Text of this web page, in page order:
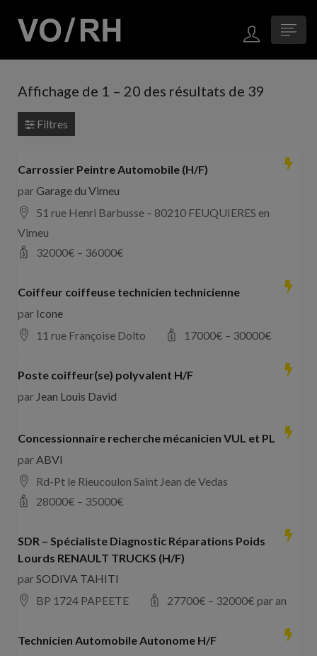
Affichage de 1 – 20 des résultats de 39
Filtres
Carrossier Peintre Automobile (H/F)
parGarage du Vimeu
51 rue Henri Barbusse – 80210 FEUQUIERES en
Vimeu
32000€ – 36000€
Coiffeur coiffeuse technicien technicienne
par Icone
11 rue Françoise Dolto
17000€ – 30000€
Poste coiffeur(se) polyvalent H/F
par Jean Louis David
Concessionnaire recherche mécanicien VUL et PL
parABVI
Rd-Pt le Rieucoulon Saint Jean de Vedas
28000€ – 35000€
SDR – Spécialiste Diagnostic Réparations Poids
Lourds RENAULT TRUCKS (H/F)
parSODIVA TAHITI
BP 1724 PAPEETE
27700€ – 32000€ par an
Technicien Automobile Autonome H/F